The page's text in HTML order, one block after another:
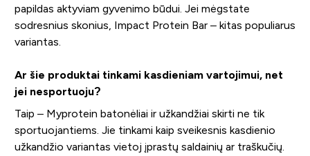
papildas aktyviam gyvenimo būdui. Jei mėgstate
sodresnius skonius, Impact Protein Bar – kitas populiarus
variantas.
Ar šie produktai tinkami kasdieniam vartojimui, net
jei nesportuoju?
Taip – Myprotein batonėliai ir užkandžiai skirti ne tik
sportuojantiems. Jie tinkami kaip sveikesnis kasdienio
užkandžio variantas vietoj įprastų saldainių ar traškučių.